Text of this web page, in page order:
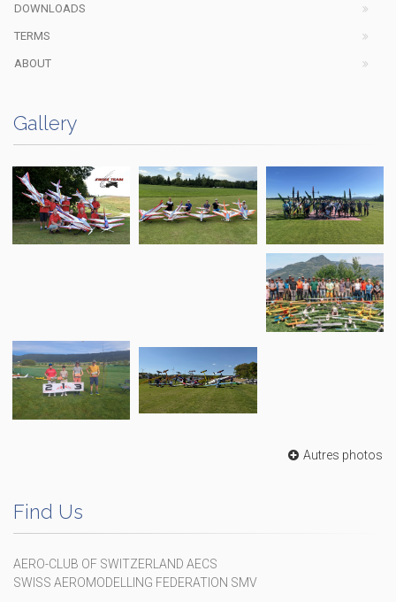
DOWNLOADS
TERMS
ABOUT
Gallery
Autres photos
Find Us
AERO-CLUB OF SWITZERLAND AECS
SWISS AEROMODELLING FEDERATION SMV